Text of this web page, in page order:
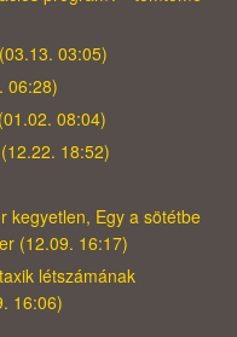
03:05)
06:28)
08:04)
18:52)
kegyetlen, Egy a sötétbe
(12.09. 16:17)
létszámának
16:06)